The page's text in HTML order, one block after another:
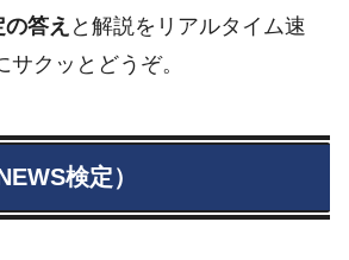
答え と解説をリアルタイム速
クッとどうぞ。
検定）